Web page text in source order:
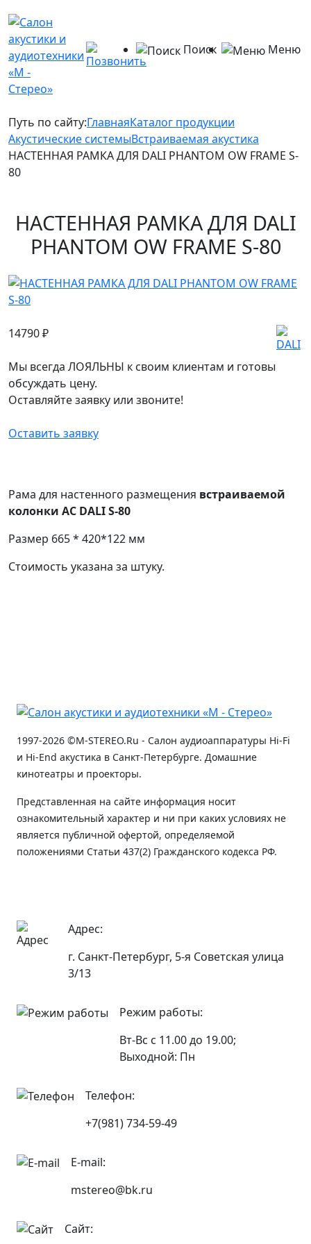
Меню
Поиск
Путь по сайту:ГлавнаяКаталог продукции
Акустические системыВстраиваемая акустика
НАСТЕННАЯ РАМКА ДЛЯ DALI PHANTOM OW FRAME S-
80
НАСТЕННАЯ РАМКА ДЛЯ DALI
PHANTOM OW FRAME S-80
14790₽
Мы всегда ЛОЯЛЬНЫ к своим клиентам и готовы
обсуждать цену.
Оставляйте заявку или звоните!
Оставить заявку
Рама для настенного размещения встраиваемой
колонки АС DALI S-80
Размер 665 * 420*122 мм
Стоимость указана за штуку.
1997-2026 ©M-STEREO.Ru - Салон аудиоаппаратуры Hi-Fi
и Hi-End акустика в Санкт-Петербурге. Домашние
кинотеатры и проекторы.
Представленная на сайте информация носит
ознакомительный характер и ни при каких условиях не
является публичной офертой, определяемой
положениями Статьи 437(2) Гражданского кодекса РФ.
Адрес:
г. Санкт-Петербург, 5-я Советская улица
3/13
Режим работы:
Вт-Вс с 11.00 до 19.00;
Выходной: Пн
Телефон:
+7(981) 734-59-49
E-mail:
mstereo@bk.ru
Сайт: